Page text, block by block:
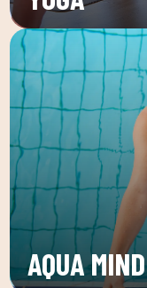
AQUA MIND